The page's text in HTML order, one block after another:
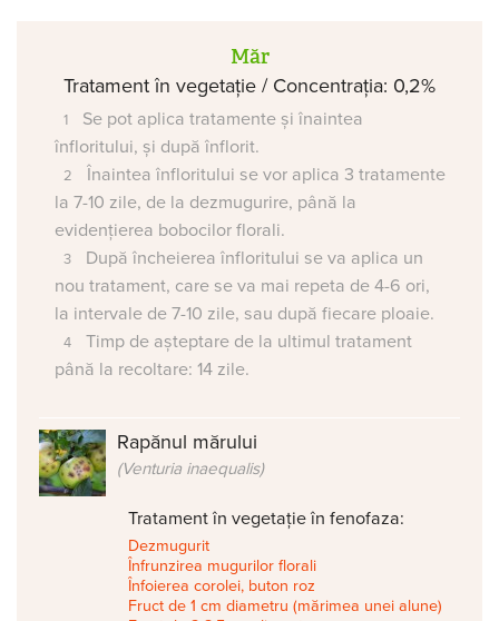
Măr
Tratament în vegetație / Concentrația: 0,2%
Se pot aplica tratamente și înaintea
înfloritului, și după înflorit.
Înaintea înfloritului se vor aplica 3 tratamente
la 7-10 zile, de la dezmugurire, până la
evidențierea bobocilor florali.
După încheierea înfloritului se va aplica un
nou tratament, care se va mai repeta de 4-6 ori,
la intervale de 7-10 zile, sau după fiecare ploaie.
Timp de așteptare de la ultimul tratament
până la recoltare: 14 zile.
Rapănul mărului
(Venturia inaequalis)
Tratament în vegetație în fenofaza:
Dezmugurit
Înfrunzirea mugurilor florali
Înfoierea corolei, buton roz
Fruct de 1 cm diametru (mărimea unei alune)